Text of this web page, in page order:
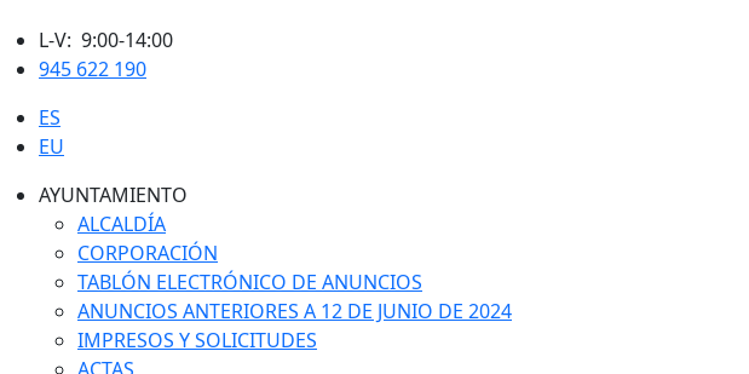
L-V: 9:00-14:00
945 622 190
ES
EU
AYUNTAMIENTO
ALCALDÍA
CORPORACIÓN
TABLÓN ELECTRÓNICO DE ANUNCIOS
ANUNCIOS ANTERIORES A 12 DE JUNIO DE 2024
IMPRESOS Y SOLICITUDES